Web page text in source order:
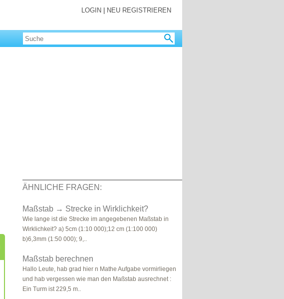
LOGIN NEU REGISTRIEREN
ÄHNLICHE FRAGEN:
Maßstab → Strecke in Wirklichkeit?
Wie lange ist die Strecke im angegebenen Maßstab in
Wirklichkeit? a) 5cm (1:10 000);12 cm (1:100 000)
b)6,3mm (1:50 000); 9,..
Maßstab berechnen
Hallo Leute, hab grad hier n Mathe Aufgabe vormirliegen
und hab vergessen wie man den Maßstab ausrechnet :
Ein Turm ist 229,5 m..